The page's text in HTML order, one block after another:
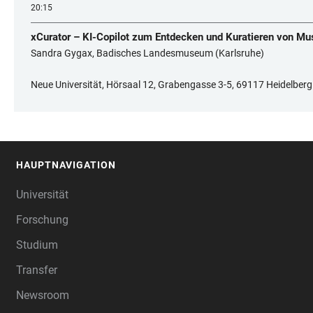
20:15
xCurator – KI-Copilot zum Entdecken und Kuratieren von
Sandra Gygax, Badisches Landesmuseum (Karlsruhe)
Neue Universität, Hörsaal 12, Grabengasse 3-5, 69117 Heidelberg
HAUPTNAVIGATION
Universität
Forschung
Studium
Transfer
Newsroom